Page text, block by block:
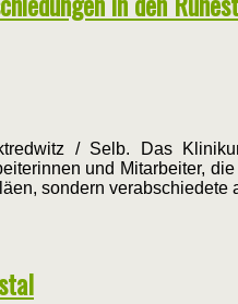
/ Selb. Das
und Mitarbeiter,
sondern